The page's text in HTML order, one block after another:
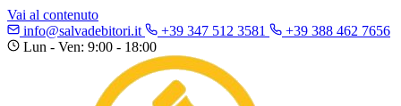
Vai al contenuto
info@salvadebitori.it
+39 347 512 3581
+39 388 462 7656
Lun - Ven: 9:00 - 18:00